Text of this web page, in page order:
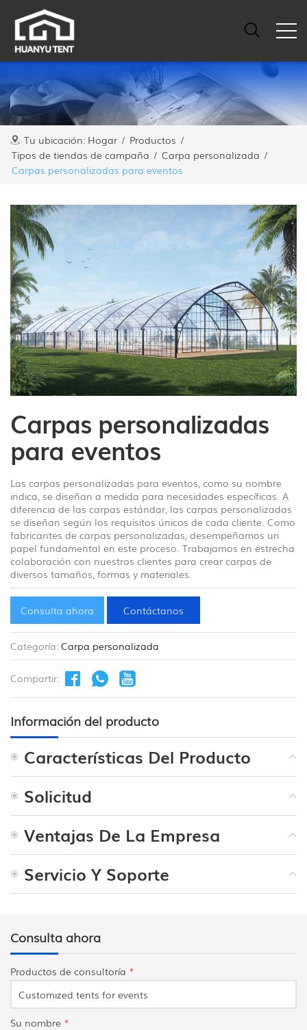
Tu ubicación: Hogar / Productos /
Tipos de tiendas de campaña / Carpa personalizada /
Carpas personalizadas para eventos
Carpas personalizadas
para eventos
Las carpas personalizadas para eventos, como su nombre
indica, se diseñan a medida para necesidades específicas. A
diferencia de las carpas estándar, las carpas personalizadas
se diseñan según los requisitos únicos de cada cliente. Como
fabricantes de carpas personalizadas, desempeñamos un
papel fundamental en este proceso. Trabajamos en estrecha
colaboración con nuestros clientes para crear carpas de
diversos tamaños, formas y materiales.
Consulta ahora Contáctanos
Categoría: Carpa personalizada
Compartir:
1/4
Información del producto
Características Del Producto
Solicitud
Ventajas De La Empresa
Servicio Y Soporte
Consulta ahora
Productos de consultoría *
Su nombre *